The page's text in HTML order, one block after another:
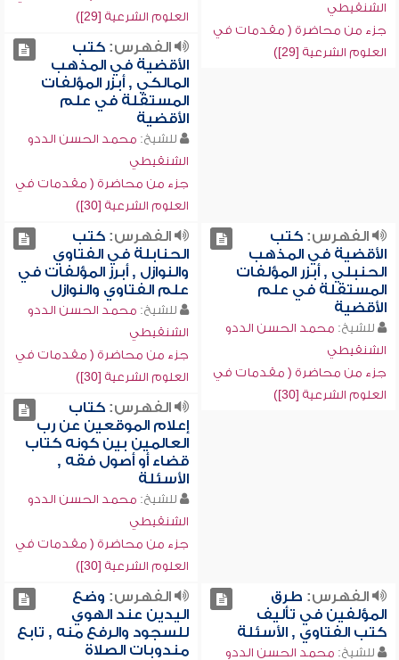
الشنقيطي
جزء من محاضرة ( مقدمات في
العلوم الشرعية [29])
العلوم الشرعية [29])
الفهرس:كتب
الأقضية في المذهب
المالكي , أبزر المؤلفات
المستقلة في علم
الأقضية
للشيخ: محمد الحسن الددو
الشنقيطي
جزء من محاضرة ( مقدمات في
العلوم الشرعية [30])
الفهرس:كتب
الأقضية في المذهب
الحنبلي , أبزر المؤلفات
المستقلة في علم
الأقضية
للشيخ: محمد الحسن الددو
الشنقيطي
جزء من محاضرة ( مقدمات في
العلوم الشرعية [30])
الفهرس:كتب
الحنابلة في الفتاوي
والنوازل , أبرز المؤلفات في
علم الفتاوي والنوازل
للشيخ: محمد الحسن الددو
الشنقيطي
جزء من محاضرة ( مقدمات في
العلوم الشرعية [30])
الفهرس:كتاب
إعلام الموقعين عن رب
العالمين بين كونه كتاب
قضاء أو أصول فقه ,
الأسئلة
للشيخ: محمد الحسن الددو
الشنقيطي
جزء من محاضرة ( مقدمات في
العلوم الشرعية [30])
الفهرس: طرق
المؤلفين في تأليف
كتب الفتاوي , الأسئلة
للشيخ: محمد الحسن الددو
الفهرس: وضع
اليدين عند الهوي
للسجود والرفع منه , تابع
مندوبات الصلاة